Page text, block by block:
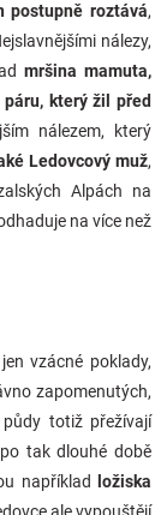
postupně roztává,
nálezy,
mršina mamuta,
který žil před
nálezem, který
Ledovcový muž,
Alpách na
na více než
vzácné poklady,
zapomenutých,
totiž přežívají
tak dlouhé době
například
ložiska